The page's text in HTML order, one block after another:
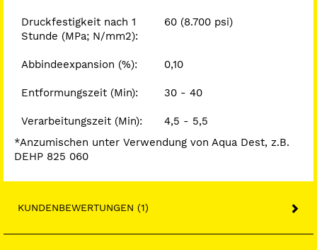
Druckfestigkeit nach 1
Stunde (MPa; N/mm2):
60 (8.700 psi)
Abbindeexpansion (%): 0,10
Entformungszeit (Min): 30 - 40
Verarbeitungszeit (Min):
4,5 - 5,5
*Anzumischen unter Verwendung von Aqua Dest, z.B.
DEHP 825 060
KUNDENBEWERTUNGEN (1)